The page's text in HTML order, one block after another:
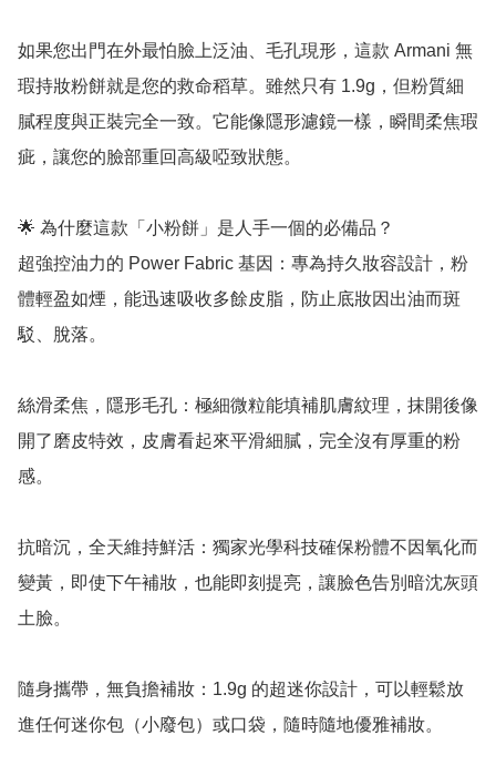
如果您出門在外最怕臉上泛油、毛孔現形，這款 Armani 無
瑕持妝粉餅就是您的救命稻草。雖然只有 1.9g，但粉質細
膩程度與正裝完全一致。它能像隱形濾鏡一樣，瞬間柔焦瑕
疵，讓您的臉部重回高級啞致狀態。
🌟 為什麼這款「小粉餅」是人手一個的必備品？
超強控油力的 Power Fabric 基因：專為持久妝容設計，粉
體輕盈如煙，能迅速吸收多餘皮脂，防止底妝因出油而斑
駁、脫落。
絲滑柔焦，隱形毛孔：極細微粒能填補肌膚紋理，抹開後像
開了磨皮特效，皮膚看起來平滑細膩，完全沒有厚重的粉
感。
抗暗沉，全天維持鮮活：獨家光學科技確保粉體不因氧化而
變黃，即使下午補妝，也能即刻提亮，讓臉色告別暗沈灰頭
土臉。
隨身攜帶，無負擔補妝：1.9g 的超迷你設計，可以輕鬆放
進任何迷你包（小廢包）或口袋，隨時隨地優雅補妝。